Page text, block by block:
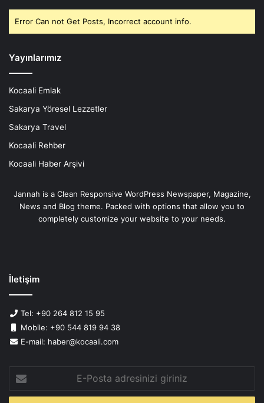
Error Can not Get Posts, Incorrect account info.
Yayınlarımız
Kocaali Emlak
Sakarya Yöresel Lezzetler
Sakarya Travel
Kocaali Rehber
Kocaali Haber Arşivi
Jannah is a Clean Responsive WordPress Newspaper, Magazine,
News and Blog theme. Packed with options that allow you to
completely customize your website to your needs.
İletişim
Tel: +90 264 812 15 95
Mobile: +90 544 819 94 38
E-mail: haber@kocaali.com
Posta
adresinizi